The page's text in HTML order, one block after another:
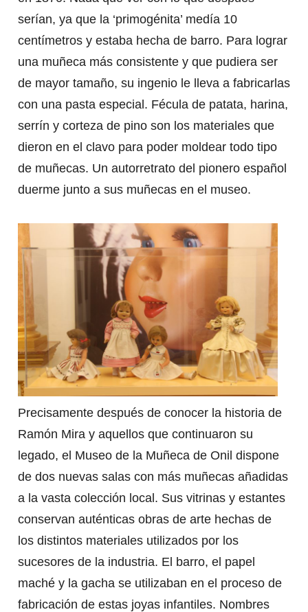
serían, ya que la ‘primogénita’ medía 10
centímetros y estaba hecha de barro. Para lograr
una muñeca más consistente y que pudiera ser
de mayor tamaño, su ingenio le lleva a fabricarlas
con una pasta especial. Fécula de patata, harina,
serrín y corteza de pino son los materiales que
dieron en el clavo para poder moldear todo tipo
de muñecas. Un autorretrato del pionero español
duerme junto a sus muñecas en el museo.
Precisamente después de conocer la historia de
Ramón Mira y aquellos que continuaron su
legado, el Museo de la Muñeca de Onil dispone
de dos nuevas salas con más muñecas añadidas
a la vasta colección local. Sus vitrinas y estantes
conservan auténticas obras de arte hechas de
los distintos materiales utilizados por los
sucesores de la industria. El barro, el papel
maché y la gacha se utilizaban en el proceso de
fabricación de estas joyas infantiles. Nombres